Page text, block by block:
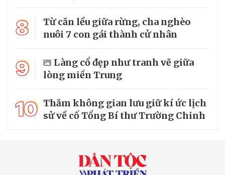
8
Từ căn lều giữa rừng, cha nghèo
nuôi 7 con gái thành cử nhân
9
Làng cổ đẹp như tranh vẽ giữa
lòng miền Trung
10 Thăm không gian lưu giữ kí ức lịch
sử về cố Tổng Bí thư Trường Chinh